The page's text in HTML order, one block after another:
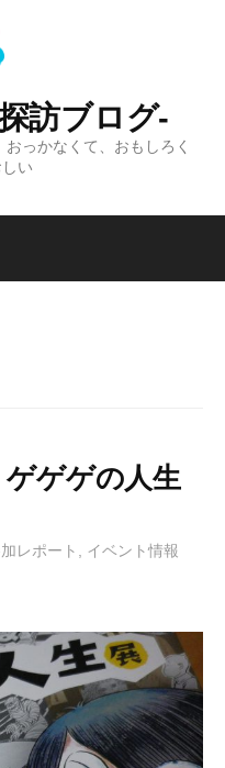
訪ブログ-
っかなくて、おもしろく
い
ゲゲの人生
レポート , イベント情報